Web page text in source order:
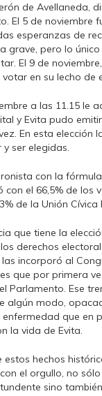
de Avellaneda,
El 5 de noviembre
esperanzas de
grave, pero lo
El 9 de
en su lecho de
a las 11.15 le
y Evita pudo
En esta elección
ser elegidas.
con la
con el 66,5% de los
de la Unión Cívica
que tiene la
derechos
las incorporó al
que por primera
Parlamento. Ese
algún modo,
que en
la vida de Evita.
estos hechos
el orgullo, no
sino